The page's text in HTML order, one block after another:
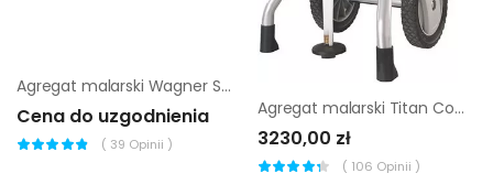
Agregat malarski Wagner SF23 Plus + kompresor |
Cena do uzgodnienia
( 39 Opinii )
Agregat malarski Titan Compact 190
3230,00 zł
( 106 Opinii )